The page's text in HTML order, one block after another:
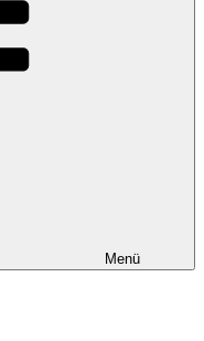
Menü